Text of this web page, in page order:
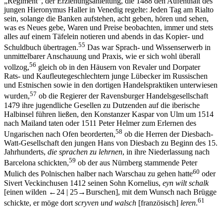
jungen Hieronymus Haller in Venedig regelte: Jeden Tag am Rialto
sein, solange die Banken aufstehen, acht geben, hören und sehen,
was es Neues gebe, Waren und Preise beobachten, immer und stets
alles auf einem Täfelein notieren und abends in das Kopier- und
Schuldbuch übertragen.55 Das war Sprach- und Wissenserwerb in
unmittelbarer Anschauung und Praxis, wie er sich wohl überall
vollzog,56 gleich ob in den Häusern von Revaler und Dorpater
Rats- und Kaufleutegeschlechtern junge Lübecker im Russischen
und Estnischen sowie in den dortigen Handelspraktiken unterwiesen
wurden,57 ob die Regierer der Ravensburger Handelsgesellschaft
1479 ihre jugendliche Gesellen zu Dutzenden auf die iberische
Halbinsel führen ließen, den Konstanzer Kaspar von Ulm um 1514
nach Mailand taten oder 1511 Peter Helmer zum Erlernen des
Ungarischen nach Ofen beorderten,58 ob die Herren der Diesbach-
Watt-Gesellschaft den jungen Hans von Diesbach zu Beginn des 15.
Jahrhunderts, die sprachen zu lehrnen, in ihre Niederlassung nach
Barcelona schickten,59 ob der aus Nürnberg stammende Peter
Mulich des Polnischen halber nach Warschau zu gehen hatte60 oder
Sivert Veckinchusen 1412 seinen Sohn Kornelius, eyn wilt schalk
[einen wilden ←24 | 25→Burschen], mit dem Wunsch nach Brügge
schickte, er möge dort scryven und walsch [französisch] leren.61